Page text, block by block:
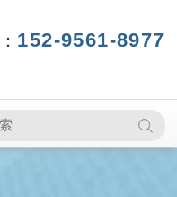
152-9561-8977